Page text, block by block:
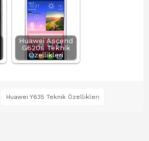
Huawei Ascend
G620s Teknik
Özellikleri
Huawei Y635 Teknik Özellikleri